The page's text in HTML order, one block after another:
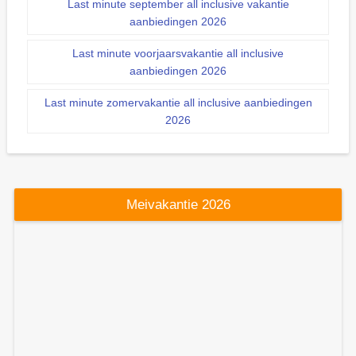
Last minute september all inclusive vakantie
aanbiedingen 2026
Last minute voorjaarsvakantie all inclusive
aanbiedingen 2026
Last minute zomervakantie all inclusive aanbiedingen
2026
Meivakantie 2026